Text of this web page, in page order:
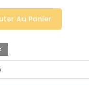
Au Panier